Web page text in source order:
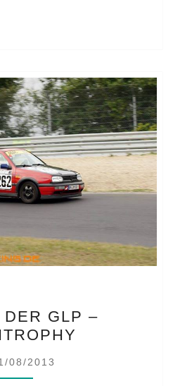
LAUF
DER
GLP
–
GLP –
08/2013